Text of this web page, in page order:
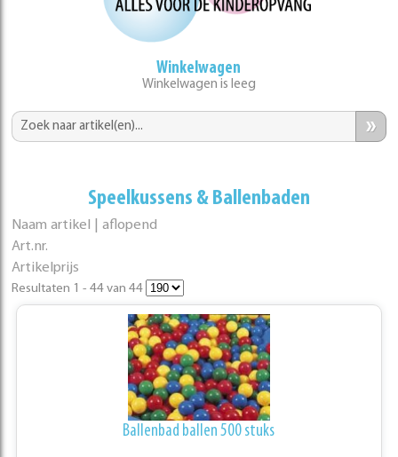
Winkelwagen
Winkelwagen is leeg
»
Speelkussens & Ballenbaden
Naam artikel | aflopend
Art.nr.
Artikelprijs
Resultaten 1 - 44 van 44
Ballenbad ballen 500 stuks